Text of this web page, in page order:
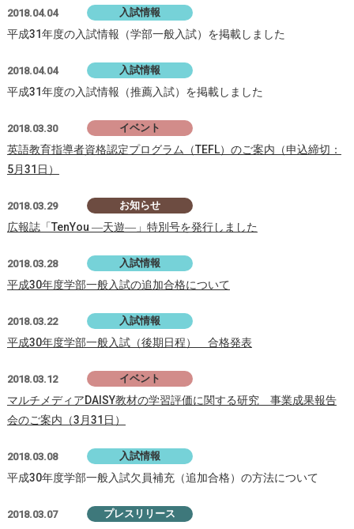
2018.04.04 入試情報
平成31年度の入試情報（学部一般入試）を掲載しました
2018.04.04 入試情報
平成31年度の入試情報（推薦入試）を掲載しました
2018.03.30 イベント
英語教育指導者資格認定プログラム（TEFL）のご案内（申込締切：
5月31日）
2018.03.29 お知らせ
広報誌「TenYou ―天遊―」特別号を発行しました
2018.03.28 入試情報
平成30年度学部一般入試の追加合格について
2018.03.22 入試情報
平成30年度学部一般入試（後期日程） 合格発表
2018.03.12 イベント
マルチメディアDAISY教材の学習評価に関する研究 事業成果報告
会のご案内（3月31日）
2018.03.08 入試情報
平成30年度学部一般入試欠員補充（追加合格）の方法について
2018.03.07 プレスリリース